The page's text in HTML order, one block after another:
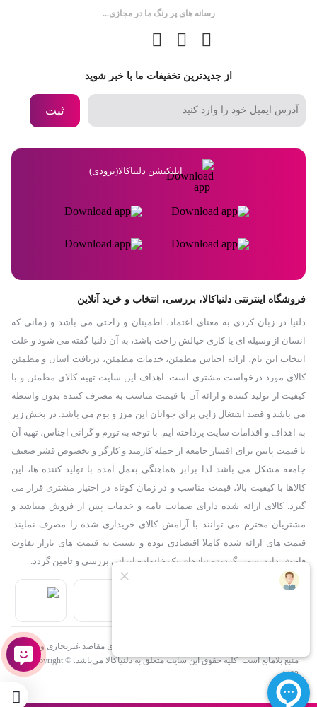
رسانه های پر رنگ ما در مجازی...
از جدیدترین تخفیفات ما با خبر شوید
ثبت
اپلیکیشن دلنیاکالا(بزودی)
فروشگاه اینترنتی دلنیاکالا، بررسی، انتخاب و خرید آنلاین
دلنیا در زبان کردی به معنای اعتماد، اطمینان و راحتی می باشد و زمانی که
انسان از وسیله ای یا کاری خیالش راحت باشد، به آن دلنیا گفته می شود و علت
انتخاب این نام، ارائه اجناس مطمئن، خدمات مطمئن، دریافت آسان و مطمئن
کالای مورد درخواست مشتری است. اهداف این سایت تهیه کالای مطمئن و با
کیفیت از تولید کننده و ارائه آن با قیمت مناسب به مصرف کننده بدون واسطه
می باشد و قصد اشتغال زایی برای جوانان این مرز و بوم می باشد. در بخش زیر
به اهداف و اقدامات سایت پرداخته ایم. با توجه به تورم و گرانی اجناس، تهیه آن
با قیمت پایین برای اقشار جامعه از جمله کارمند و کارگر و بخصوص قشر ضعیف
جامعه مشکل می باشد لذا برابر هماهنگی بعمل آمده با تولید کننده ها، این
کالاها با کیفیت بالا، قیمت مناسب و در زمان کوتاه در اختیار مشتری قرار می
گیرد. کالای ارائه شده دارای ضمانت نامه و خدمات پس از فروش میباشد و
مشتریان محترم می توانند با آرامش کالای خریداری شده را مصرف نمایند.
قیمت های ارائه شده کاملا اقتصادی بوده و نسبت به قیمت های بازار تفاوت
فاحش دارد. سعی گردیده نیازهای یک خانواده ایرانی بررسی و تامین گردد.
استفاده از مطالب فروشگاه اینترنتی دلنیاکالا فقط برای مقاصد غیرتجاری و با ذکر
منبع بلامانع است. کلیه حقوق این سایت متعلق به دلنیاکالا می‌باشد. Copyright ©
1402